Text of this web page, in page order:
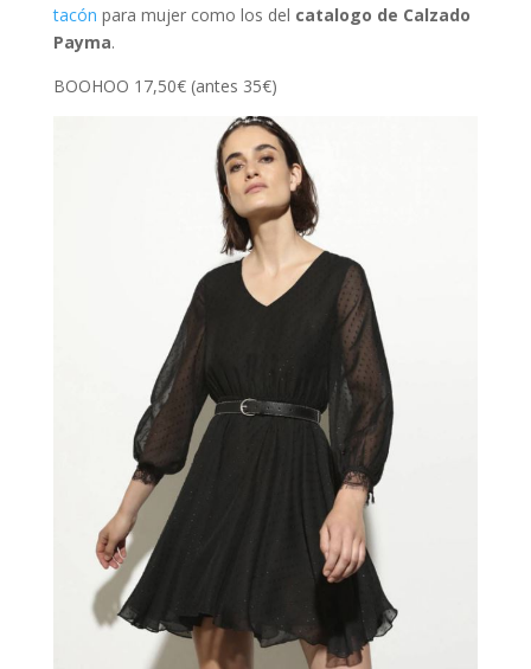
tacón para mujer como los del catalogo de Calzado
Payma.
BOOHOO 17,50€ (antes 35€)